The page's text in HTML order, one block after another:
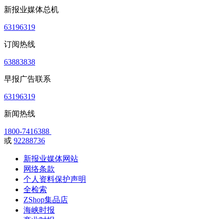
新报业媒体总机
63196319
订阅热线
63883838
早报广告联系
63196319
新闻热线
1800-7416388
或 92288736
新报业媒体网站
网络条款
个人资料保护声明
全检索
ZShop集品店
海峡时报